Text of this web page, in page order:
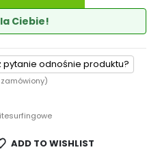
Ciebie!
pytanie odnośnie produktu?
ADD TO WISHLIST